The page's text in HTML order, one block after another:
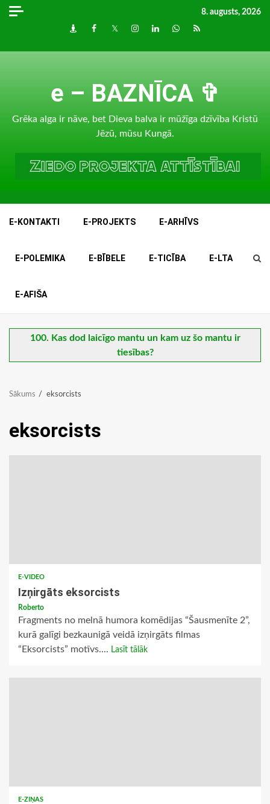
Skip
8. augusts, 2026
DraugiemFacebook
TwitterInstagram
LinkedInwhatsapp
RSS
e – BAZNĪCA ✞
Grēka alga ir nāve, bet Dieva balva ir mūžīga dzīvība Kristū
Jēzū, mūsu Kungā.
E-KONTAKTI E-PROJEKTS E-ARHĪVS
E-POLEMIKA E-BĪBELE E-TICĪBA E-LTA
E-AFIŠA
100. Kas dod laicīgo mantu un kam uz šo mantu ir
tiesības?
Sākums eksorcists
eksorcists
E-VIDEO
Izņirgāts eksorcists
Roberto
Fragments no melnā humora komēdijas “Šausmenīte 2”,
kurā galīgi bezkaunigā veidā izņirgāts filmas
“Eksorcists” motīvs.... Lasīt tālāk
E-ZIŅAS